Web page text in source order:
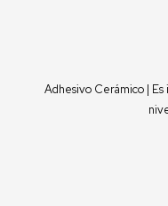
Adhesivo Cerámico | Es